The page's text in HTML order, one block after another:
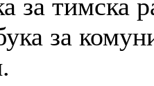
за тимска
за